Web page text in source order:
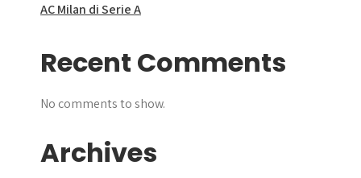
AC Milan di Serie A
Recent Comments
No comments to show.
Archives